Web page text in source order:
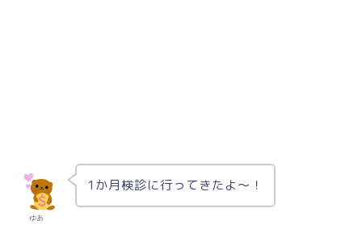
ゆあ
1か月検診に行ってきたよ～！